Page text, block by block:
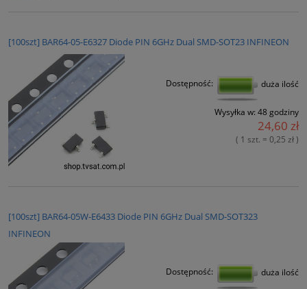
[100szt] BAR64-05-E6327 Diode PIN 6GHz Dual SMD-SOT23 INFINEON
Dostępność: duża ilość
Wysyłka w: 48 godziny
24,60 zł
( 1 szt. = 0,25 zł )
[100szt] BAR64-05W-E6433 Diode PIN 6GHz Dual SMD-SOT323
INFINEON
Dostępność: duża ilość